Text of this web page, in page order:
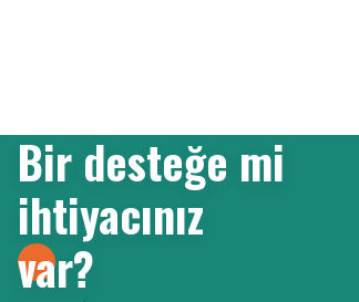
Bu ürüne benzer farklı alternatifler olmalı.
Bir desteğe mi
ihtiyacınız
var?